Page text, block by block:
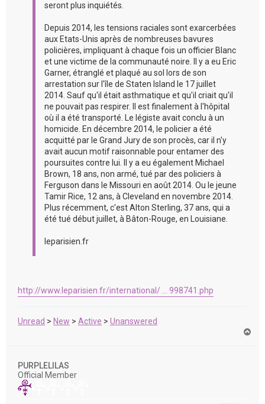
seront plus inquiétés.
Depuis 2014, les tensions raciales sont exarcerbées
aux Etats-Unis après de nombreuses bavures
policières, impliquant à chaque fois un officier Blanc
et une victime de la communauté noire. Il y a eu Eric
Garner, étranglé et plaqué au sol lors de son
arrestation sur l'île de Staten Island le 17 juillet
2014. Sauf qu'il était asthmatique et qu'il criait qu'il
ne pouvait pas respirer. Il est finalement à l'hôpital
où il a été transporté. Le légiste avait conclu à un
homicide. En décembre 2014, le policier a été
acquitté par le Grand Jury de son procès, car il n'y
avait aucun motif raisonnable pour entamer des
poursuites contre lui. Il y a eu également Michael
Brown, 18 ans, non armé, tué par des policiers à
Ferguson dans le Missouri en août 2014. Ou le jeune
Tamir Rice, 12 ans, à Cleveland en novembre 2014.
Plus récemment, c'est Alton Sterling, 37 ans, qui a
été tué début juillet, à Bâton-Rouge, en Louisiane.
leparisien.fr
http://www.leparisien.fr/international/ ... 998741.php
Unread > New > Active > Unanswered
PURPLELILAS
Official Member